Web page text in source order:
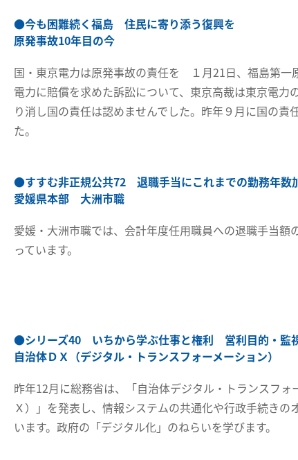
●今も困難続く福島 住民に寄り添う復興を
原発事故10年目の今
国・東京電力は原発事故の責任を １月21日、福島第一
電力に賠償を求めた訴訟について、東京高裁は東京電
り消し国の責任は認めませんでした。昨年９月に国の
た。
●すすむ非正規公共72 退職手当にこれまでの勤務年数
愛媛県本部 大洲市職
愛媛・大洲市職では、会計年度任用職員への退職手当
っています。
●シリーズ40 いちから学ぶ仕事と権利 営利目的・監
自治体ＤＸ（デジタル・トランスフォーメーション）
昨年12月に総務省は、「自治体デジタル・トランスフォ
Ｘ）」を発表し、情報システムの共通化や行政手続き
います。政府の「デジタル化」のねらいを学びます。